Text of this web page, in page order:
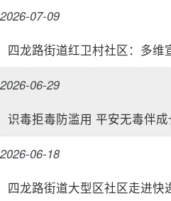
2026-07-09
2026-06-29
2026-06-18